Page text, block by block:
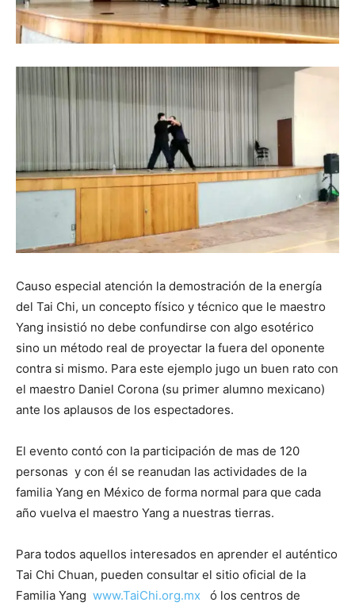
Causo especial atención la demostración de la energía
del Tai Chi, un concepto físico y técnico que le maestro
Yang insistió no debe confundirse con algo esotérico
sino un método real de proyectar la fuera del oponente
contra si mismo. Para este ejemplo jugo un buen rato con
el maestro Daniel Corona (su primer alumno mexicano)
ante los aplausos de los espectadores.
El evento contó con la participación de mas de 120
personas y con él se reanudan las actividades de la
familia Yang en México de forma normal para que cada
año vuelva el maestro Yang a nuestras tierras.
Para todos aquellos interesados en aprender el auténtico
Tai Chi Chuan, pueden consultar el sitio oficial de la
Familia Yang www.TaiChi.org.mx ó los centros de